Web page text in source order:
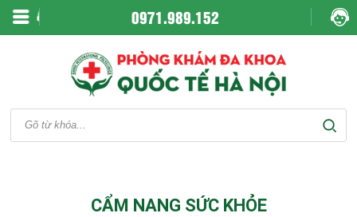
0971.989.152
CẨM NANG SỨC KHỎE